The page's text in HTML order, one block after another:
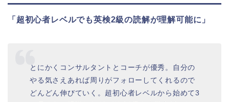
「超初心者レベルでも英検2級の読解が理解可能に」
とにかくコンサルタントとコーチが優秀。自分の
やる気さえあれば周りがフォローしてくれるので
どんどん伸びていく。超初心者レベルから始めて3